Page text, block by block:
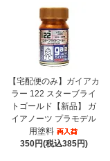
【宅配便のみ】ガイアカ
ラー 122 スターブライ
トゴールド【新品】 ガ
イアノーツ プラモデル
用塗料
350円(税込385円)